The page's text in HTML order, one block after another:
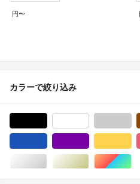
円〜
カラーで絞り込み
シルバー/銀色系ゴールド/金色系
マ